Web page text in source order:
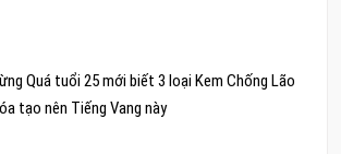
Quá tuổi 25 mới biết 3 loại Kem Chống Lão
tạo nên Tiếng Vang này